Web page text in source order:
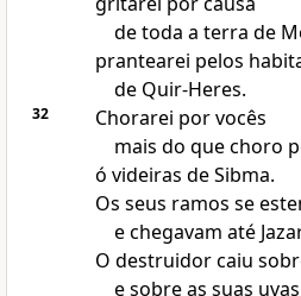
de toda a terra de
prantearei pelos
de Quir-Heres.
32
Chorarei por vocês
mais do que choro
ó videiras de Sibma.
Os seus ramos se
e chegavam até
O destruidor caiu
e sobre as suas